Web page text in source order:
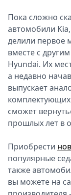
Пока сложно
автомобили
делили первое
вместе с
Hyundai. Их
а недавно
выпускает
комплектующих
сможет
прошлых лет в
Приобрести
популярные
также
вы можете на